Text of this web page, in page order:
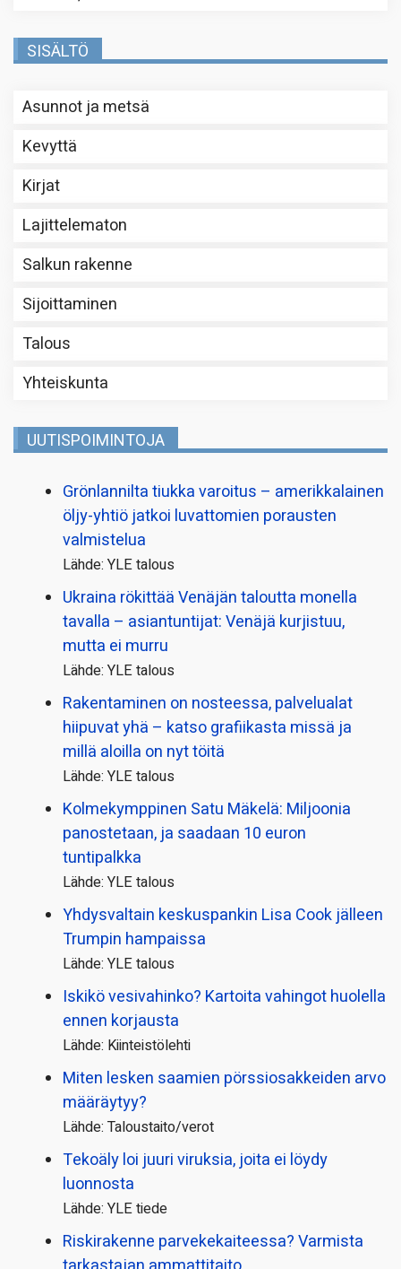
SISÄLTÖ
Asunnot ja metsä
Kevyttä
Kirjat
Lajittelematon
Salkun rakenne
Sijoittaminen
Talous
Yhteiskunta
UUTISPOIMINTOJA
Grönlannilta tiukka varoitus – amerikkalainen
öljy-yhtiö jatkoi luvattomien porausten
valmistelua
Lähde: YLE talous
Ukraina rökittää Venäjän taloutta monella
tavalla – asiantuntijat: Venäjä kurjistuu,
mutta ei murru
Lähde: YLE talous
Rakentaminen on nosteessa, palvelualat
hiipuvat yhä – katso grafiikasta missä ja
millä aloilla on nyt töitä
Lähde: YLE talous
Kolmekymppinen Satu Mäkelä: Miljoonia
panostetaan, ja saadaan 10 euron
tuntipalkka
Lähde: YLE talous
Yhdysvaltain keskuspankin Lisa Cook jälleen
Trumpin hampaissa
Lähde: YLE talous
Iskikö vesivahinko? Kartoita vahingot huolella
ennen korjausta
Lähde: Kiinteistölehti
Miten lesken saamien pörssi­osakkeiden arvo
määräytyy?
Lähde: Taloustaito/verot
Tekoäly loi juuri viruksia, joita ei löydy
luonnosta
Lähde: YLE tiede
Riskirakenne parvekekaiteessa? Varmista